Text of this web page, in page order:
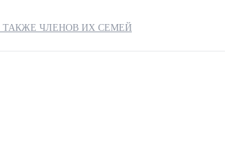
ЧЛЕНОВ ИХ СЕМЕЙ